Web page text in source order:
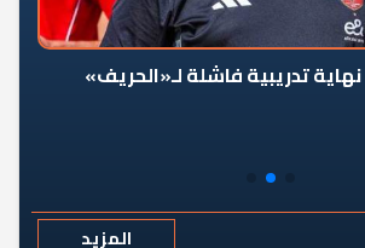
تدريبية فاشلة لـ«الحريف»
المزيد